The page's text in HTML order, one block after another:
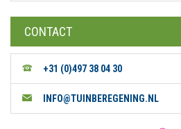
CONTACT
+31 (0)497 38 04 30
INFO@TUINBEREGENING.NL